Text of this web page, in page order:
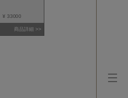
¥ 33000
商品詳細 >>